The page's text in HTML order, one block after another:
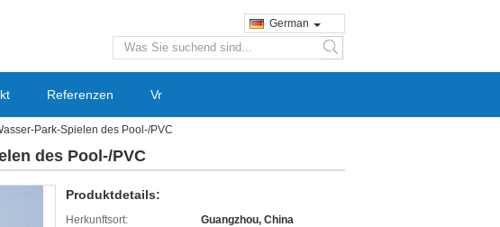
German
search
Referenzen Vr
Park-Spielen des Pool-/PVC
des Pool-/PVC
Produktdetails:
Herkunftsort:
Guangzhou, China